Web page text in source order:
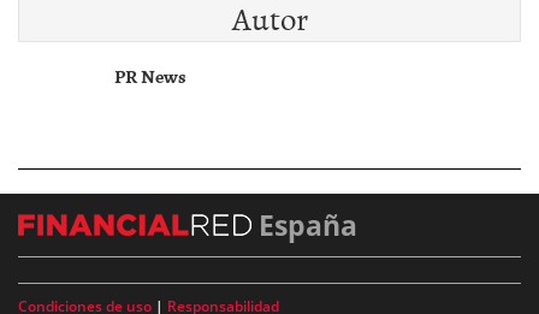
Autor
PR News
España
Condiciones de uso | Responsabilidad